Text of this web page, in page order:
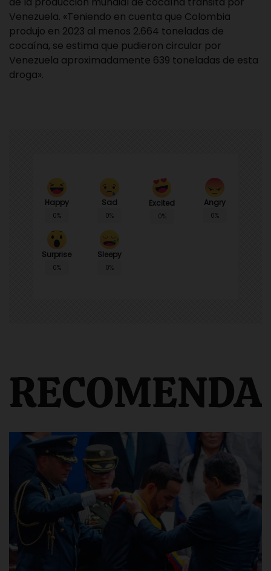
Venezuela. «Teniendo en cuenta que Colombia
produjo en 2023 al menos 2.664 toneladas de
cocaína, se estima que pudieron circular por
Venezuela aproximadamente 639 toneladas de esta
droga».
Happy
0%
Sad
0%
Excited
0%
Angry
0%
Surprise
0%
Sleepy
0%